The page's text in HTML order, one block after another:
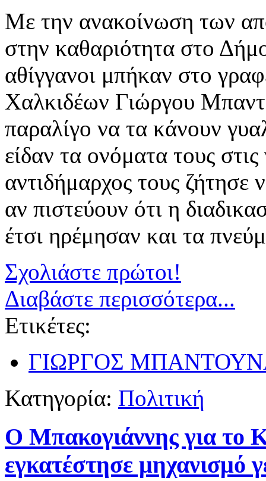
Με την ανακοίνωση των
στην καθαριότητα στο
αθίγγανοι μπήκαν στο
Χαλκιδέων Γιώργου
παραλίγο να τα κάνουν
είδαν τα ονόματα τους
αντιδήμαρχος τους
αν πιστεύουν ότι η
έτσι ηρέμησαν και τα
Σχολιάστε πρώτοι!
Διαβάστε περισσότερα...
Ετικέτες:
ΓΙΩΡΓΟΣ
Κατηγορία: Πολιτική
Ο Μπακογιάννης για το
εγκατέστησε μηχανισμό